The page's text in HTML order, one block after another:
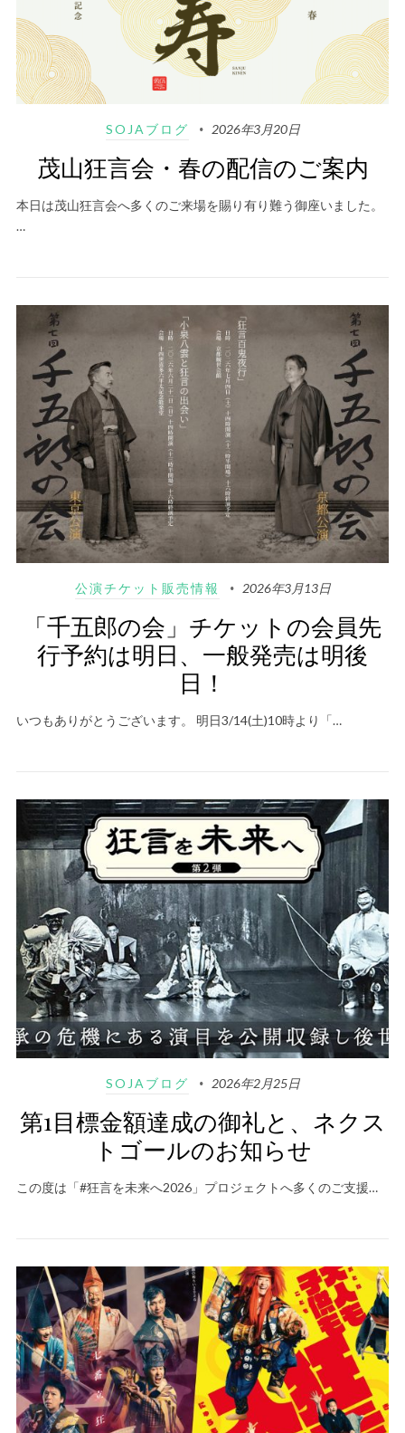
SOJAブログ 2026年3月20日
茂山狂言会・春の配信のご案内
本日は茂山狂言会へ多くのご来場を賜り有り難う御座いました。
…
公演チケット販売情報 2026年3月13日
「千五郎の会」チケットの会員先
行予約は明日、一般発売は明後
日！
いつもありがとうございます。 明日3/14(土)10時より「…
SOJAブログ 2026年2月25日
第1目標金額達成の御礼と、ネクス
トゴールのお知らせ
この度は「#狂言を未来へ2026」プロジェクトへ多くのご支援…